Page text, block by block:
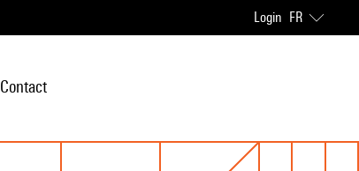
Login FR
Contact